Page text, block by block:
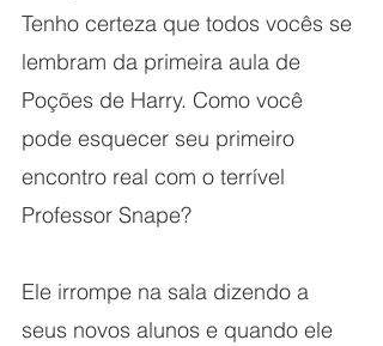
Tenho certeza que todos vocês se
lembram da primeira aula de
Poções de Harry. Como você
pode esquecer seu primeiro
encontro real com o terrível
Professor Snape?
Ele irrompe na sala dizendo a
seus novos alunos e quando ele